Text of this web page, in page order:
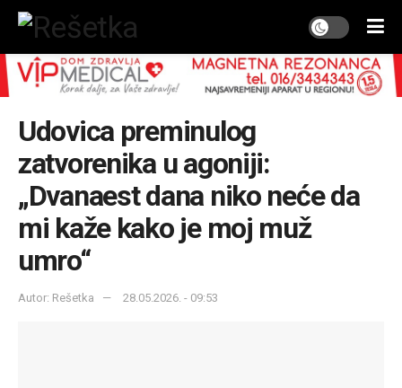
Udovica preminulog
zatvorenika u agoniji:
„Dvanaest dana niko neće da
mi kaže kako je moj muž
umro“
Autor: Rešetka 28.05.2026. - 09:53